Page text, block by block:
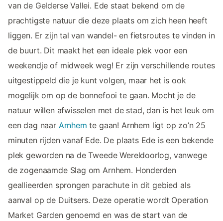
van de Gelderse Vallei. Ede staat bekend om de
prachtigste natuur die deze plaats om zich heen heeft
liggen. Er zijn tal van wandel- en fietsroutes te vinden in
de buurt. Dit maakt het een ideale plek voor een
weekendje of midweek weg! Er zijn verschillende routes
uitgestippeld die je kunt volgen, maar het is ook
mogelijk om op de bonnefooi te gaan. Mocht je de
natuur willen afwisselen met de stad, dan is het leuk om
een dag naar Arnhem te gaan! Arnhem ligt op zo’n 25
minuten rijden vanaf Ede. De plaats Ede is een bekende
plek geworden na de Tweede Wereldoorlog, vanwege
de zogenaamde Slag om Arnhem. Honderden
geallieerden sprongen parachute in dit gebied als
aanval op de Duitsers. Deze operatie wordt Operation
Market Garden genoemd en was de start van de